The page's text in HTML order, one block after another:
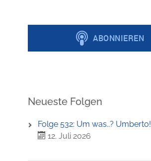
Neueste Folgen
Folge 532: Um was..? Umberto!
12. Juli 2026